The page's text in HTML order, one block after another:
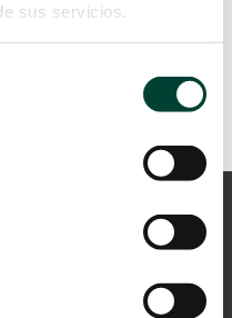
sus servicios.